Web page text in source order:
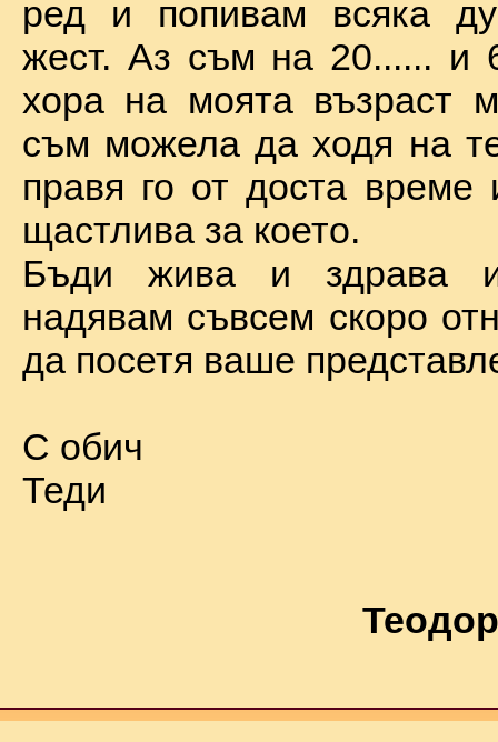
ред и попивам всяка
жест. Аз съм на 20...... и
хора на моята възраст
съм можела да ходя на
правя го от доста време
щастлива за което.
Бъди жива и здрава
надявам съвсем скоро
да посетя ваше
С обич
Теди